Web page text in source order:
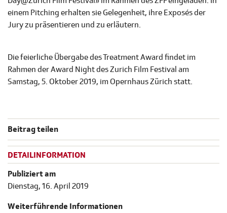
einem Pitching erhalten sie Gelegenheit, ihre Exposés der
Jury zu präsentieren und zu erläutern.
Die feierliche Übergabe des Treatment Award findet im
Rahmen der Award Night des Zurich Film Festival am
Samstag, 5. Oktober 2019, im Opernhaus Zürich statt.
Beitrag teilen
DETAILINFORMATION
Publiziert am
Dienstag, 16. April 2019
Weiterführende Informationen